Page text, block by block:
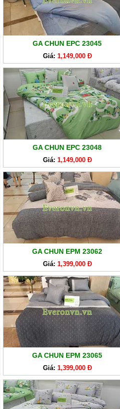
GA CHUN EPC 23045
Giá: 1,149,000 Đ
GA CHUN EPC 23048
Giá: 1,149,000 Đ
GA CHUN EPM 23062
Giá: 1,399,000 Đ
GA CHUN EPM 23065
Giá: 1,399,000 Đ